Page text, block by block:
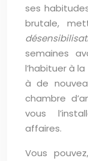
ses
brutale,
semaines
l’habituer à
à de
chambre
vous
affaires.
Vous